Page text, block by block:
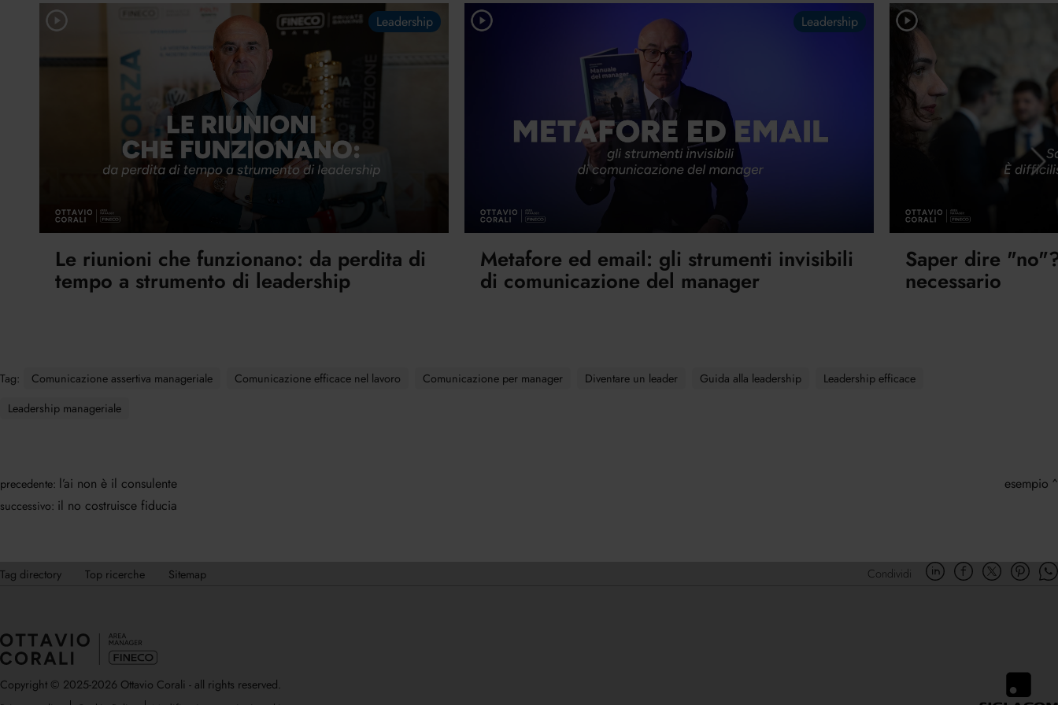
Le riunioni che funzionano: da perdita di
tempo a strumento di leadership
Leadership
Metafore ed email: gli strumenti invisibili
di comunicazione del manager
Leadership
Saper dire
necessario
Tag: Comunicazione assertiva manageriale Comunicazione efficace nel lavoro Comunicazione per manager Diventare un leader Guida alla leadership
Leadership efficace
Leadership manageriale
precedente: l’ai non è il consulente
successivo: il no costruisce fiducia
esempio
Tag directory Top ricerche Sitemap Condividi
Copyright © 2025-2026 Ottavio Corali - all rights reserved.